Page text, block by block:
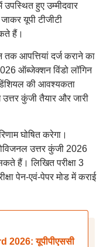
उपस्थित हुए उम्मीदवार
यूपी टीजीटी
हैं।
तक आपत्तियां दर्ज कराने का
ऑब्जेक्शन विंडो लॉगिन
की आवश्यकता
उत्तर कुंजी तैयार और जारी
घोषित करेगा।
उत्तर कुंजी 2026
हैं। लिखित परीक्षा 3
पेन-एवं-पेपर मोड में कराई
यूपीपीएससी